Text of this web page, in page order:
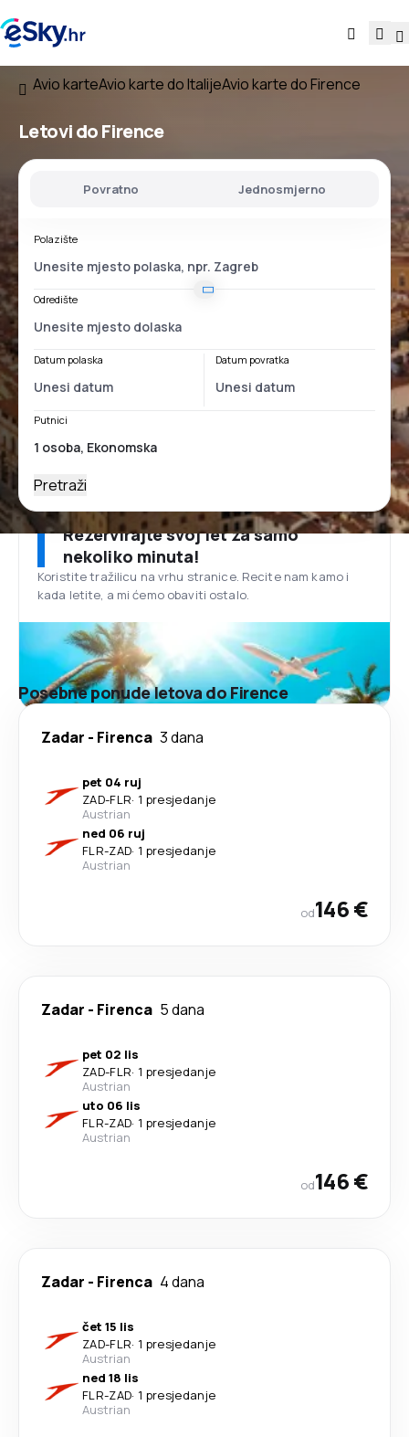
Avio karteAvio karte do ItalijeAvio karte do Firence
Letovi do Firence
Povratno Jednosmjerno
Polazište
Odredište
Datum polaska Datum povratka
Putnici
Pretraži
Rezervirajte svoj let za samo
nekoliko minuta!
Koristite tražilicu na vrhu stranice. Recite nam kamo i
kada letite, a mi ćemo obaviti ostalo.
Posebne ponude letova do Firence
Zadar - Firenca 3 dana
pet 04 ruj
ZAD-FLR· 1 presjedanje
Austrian
ned 06 ruj
FLR-ZAD· 1 presjedanje
Austrian
od146 €
Zadar - Firenca 5 dana
pet 02 lis
ZAD-FLR· 1 presjedanje
Austrian
uto 06 lis
FLR-ZAD· 1 presjedanje
Austrian
od146 €
Zadar - Firenca 4 dana
čet 15 lis
ZAD-FLR· 1 presjedanje
Austrian
ned 18 lis
FLR-ZAD· 1 presjedanje
Austrian